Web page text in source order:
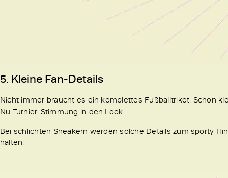
5. Kleine Fan-Details
Nicht immer braucht es ein komplettes Fußballtrikot. Schon
Nu Turnier-Stimmung in den Look.
Bei schlichten Sneakern werden solche Details zum sporty
halten.